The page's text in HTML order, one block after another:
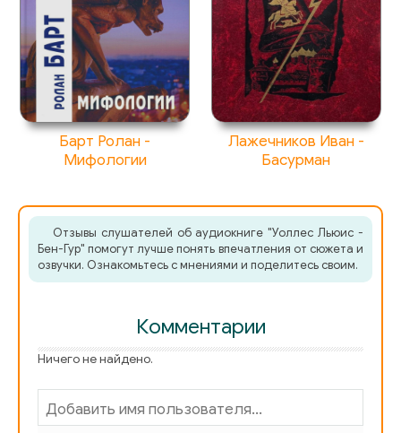
06_05
06_06
07_01
07_02
07_03
07_05
08_01
08_05
Барт Ролан -
Мифологии
Лажечников Иван -
Басурман
Отзывы слушателей об аудиокниге "Уоллес Льюис -
Бен-Гур" помогут лучше понять впечатления от сюжета и
озвучки. Ознакомьтесь с мнениями и поделитесь своим.
Комментарии
Ничего не найдено.